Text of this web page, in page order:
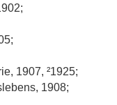
1907, ²1925;
1908;